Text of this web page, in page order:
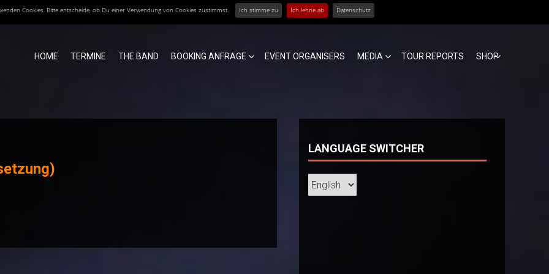
Cookies. Bitte entscheide, ob Du einer Verwendung von Cookies zustimmst. Ich stimme zu Ich lehne ab Datenschutz
HOME TERMINE THE BAND BOOKING ANFRAGE EVENT ORGANISERS MEDIA TOUR REPORTS SHOP
LANGUAGE SWITCHER